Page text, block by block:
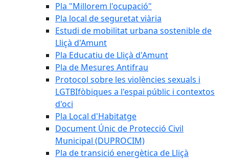
Pla "Millorem l'ocupació"
Pla local de seguretat viària
Estudi de mobilitat urbana sostenible de
Lliçà d'Amunt
Pla Educatiu de Lliçà d'Amunt
Pla de Mesures Antifrau
Protocol sobre les violències sexuals i
LGTBIfòbiques a l'espai públic i contextos
d'oci
Pla Local d'Habitatge
Document Únic de Protecció Civil
Municipal (DUPROCIM)
Pla de transició energètica de Lliçà